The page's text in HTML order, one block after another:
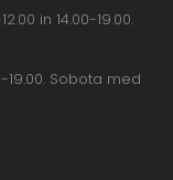
in 14.00-19.00.
Sobota med